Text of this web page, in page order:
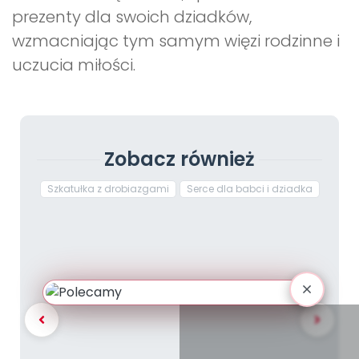
prezenty dla swoich dziadków,
wzmacniając tym samym więzi rodzinne i
uczucia miłości.
Zobacz również
Szkatułka z drobiazgami Serce dla babci i dziadka